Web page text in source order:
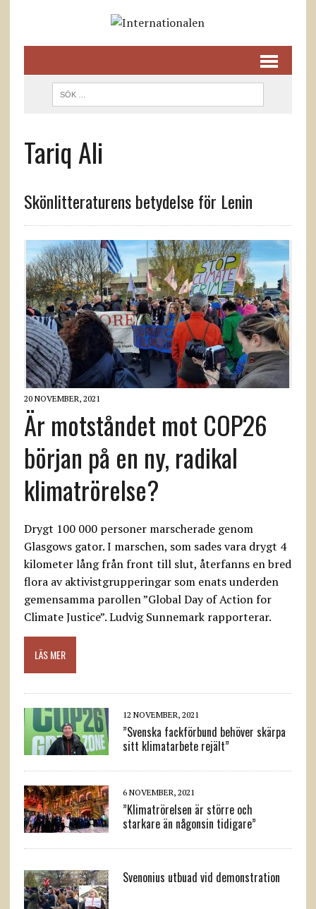
Tariq Ali
Skönlitteraturens betydelse för Lenin
20 NOVEMBER, 2021
Är motståndet mot COP26
början på en ny, radikal
klimatrörelse?
Drygt 100 000 personer marscherade genom
Glasgows gator. I marschen, som sades vara drygt 4
kilometer lång från front till slut, återfanns en bred
flora av aktivistgrupperingar som enats underden
gemensamma parollen ”Global Day of Action for
Climate Justice”. Ludvig Sunnemark rapporterar.
LÄS MER
12 NOVEMBER, 2021
”Svenska fackförbund behöver skärpa
sitt klimatarbete rejält”
6 NOVEMBER, 2021
”Klimatrörelsen är större och
starkare än någonsin tidigare”
Svenonius utbuad vid demonstration